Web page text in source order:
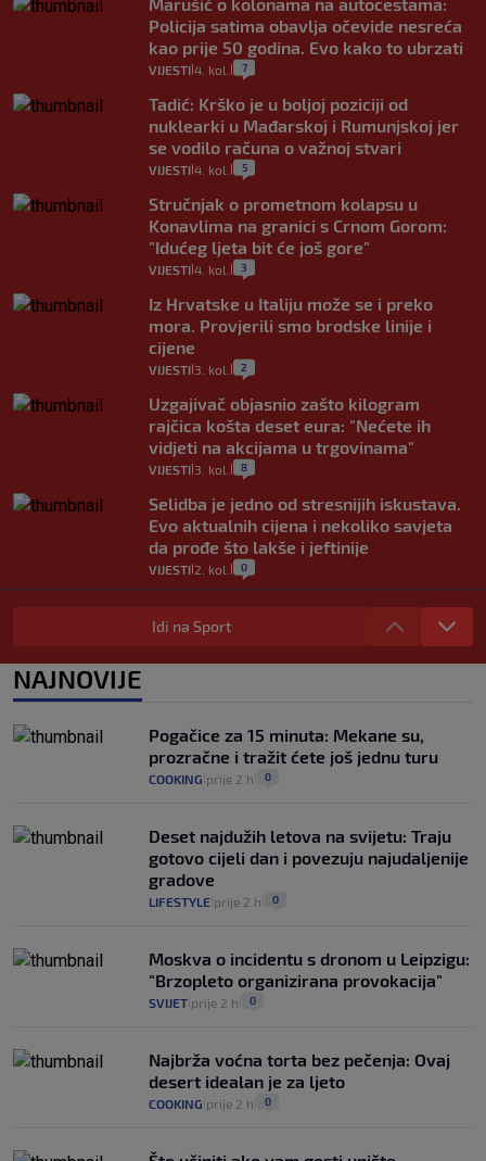
Policija satima obavlja očevide nesreća
kao prije 50 godina. Evo kako to ubrzati
VIJESTI 4. kol. 7
Tadić: Krško je u boljoj poziciji od
nuklearki u Mađarskoj i Rumunjskoj jer
se vodilo računa o važnoj stvari
VIJESTI 4. kol. 5
Stručnjak o prometnom kolapsu u
Konavlima na granici s Crnom Gorom:
"Idućeg ljeta bit će još gore"
VIJESTI 4. kol. 3
Iz Hrvatske u Italiju može se i preko
mora. Provjerili smo brodske linije i
cijene
VIJESTI 3. kol. 2
Uzgajivač objasnio zašto kilogram
rajčica košta deset eura: "Nećete ih
vidjeti na akcijama u trgovinama"
VIJESTI 3. kol. 8
Selidba je jedno od stresnijih iskustava.
Evo aktualnih cijena i nekoliko savjeta
da prođe što lakše i jeftinije
VIJESTI 2. kol. 0
Izračunali smo koliko košta putovanje
automobilom na Hvar iz Zagreba, a
14
zdravstvenu iskaznicu". Kakva su prava
pacijenata izvan mjesta prebivališta?
VIJESTI
Idi na Sport
NAJNOVIJE
Pogačice za 15 minuta: Mekane su,
prozračne i tražit ćete još jednu turu
COOKING prije 2 h 0
Deset najdužih letova na svijetu: Traju
gotovo cijeli dan i povezuju najudaljenije
gradove
LIFESTYLE prije 2 h 0
Moskva o incidentu s dronom u Leipzigu:
"Brzopleto organizirana provokacija"
SVIJET prije 2 h 0
Najbrža voćna torta bez pečenja: Ovaj
desert idealan je za ljeto
COOKING prije 2 h 0